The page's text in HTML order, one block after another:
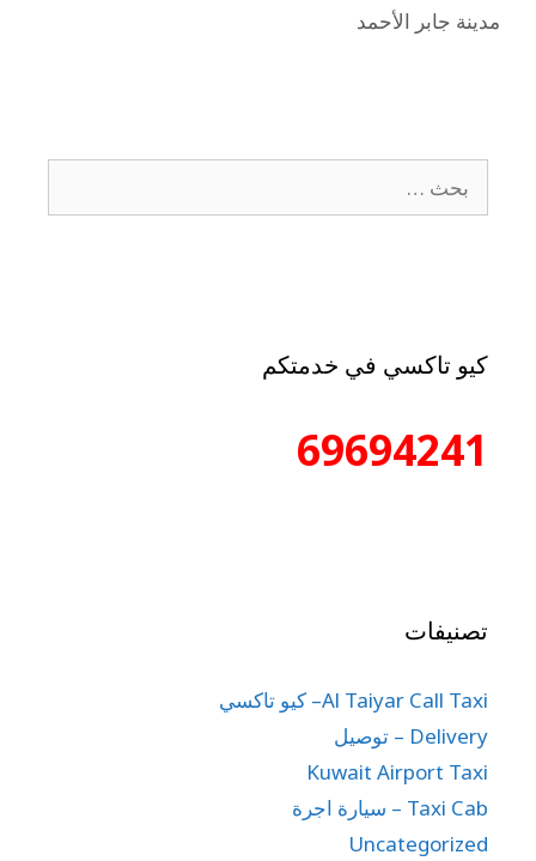
مدينة جابر الأحمد
كيو تاكسي في خدمتكم
69694241
تصنيفات
Al Taiyar Call Taxi– كيو تاكسي
Delivery – توصيل
Kuwait Airport Taxi
Taxi Cab – سيارة اجرة
Uncategorized